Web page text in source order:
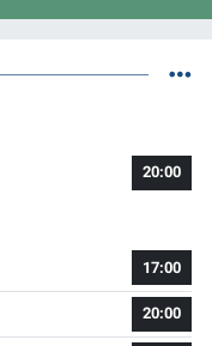
20:00
17:00
20:00